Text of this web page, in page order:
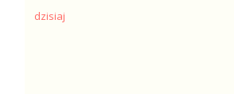
dzisiaj